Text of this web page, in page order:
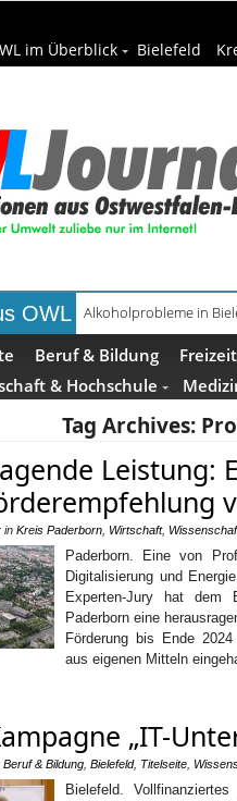
im Überblick Bielefeld
OWL
Alkoholprobleme in
Handgemachte
Beruf & Bildung
& Hochschule
Tag Archives:
Leistung:
in Kreis Paderborn Wirtschaft,
Paderborn. Eine von
Digitalisierung und
Experten-Jury hat dem
Paderborn eine
Förderung bis Ende
aus eigenen Mitteln
„IT-
Beruf & Bildung Bielefeld, Titelseite
Bielefeld.